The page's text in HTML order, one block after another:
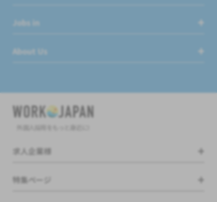
Jobs in
About Us
求人企業様
特集ページ